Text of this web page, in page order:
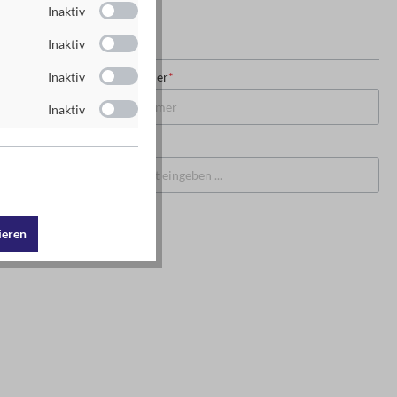
USt-IdNr. oder Steuernummer*
PLZ* Ort
Inaktiv
Inaktiv
Inaktiv
Inaktiv